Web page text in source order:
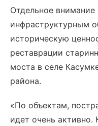
Отдельное внимание
инфраструктурным
историческую
реставрации
моста в селе
района.
«По объектам,
идет очень активно.